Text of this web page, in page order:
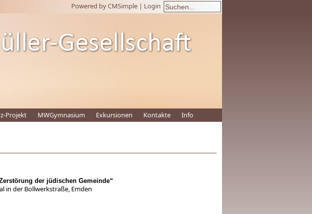
Powered by CMSimple | Login
Projekt MWGymnasium Exkursionen Kontakte
Info
der jüdischen Gemeinde“
in der Bollwerkstraße, Emden